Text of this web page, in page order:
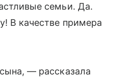
семьи. Да.
В качестве примера
— рассказала